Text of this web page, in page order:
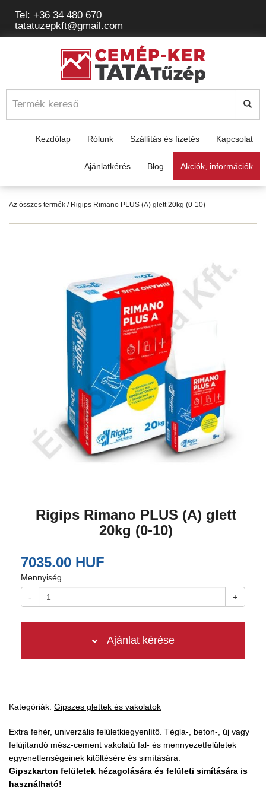
Tel: +36 34 480 670
tatatuzepkft@gmail.com
Kezdőlap Rólunk Szállítás és fizetés Kapcsolat
Ajánlatkérés Blog Akciók, információk
Az összes termék / Rigips Rimano PLUS (A) glett 20kg (0-10)
Rigips Rimano PLUS (A) glett
20kg (0-10)
7035.00 HUF
Mennyiség
- +
Ajánlat kérése
Kategóriák: Gipszes glettek és vakolatok
Extra fehér, univerzális felületkiegyenlítő. Tégla-, beton-, új vagy
felújítandó mész-cement vakolatú fal- és mennyezetfelületek
egyenetlenségeinek kitöltésére és simítására.
Gipszkarton felületek hézagolására és felületi simítására is
használható!